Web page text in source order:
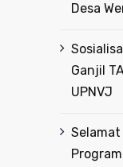
Desa
Ganjil
UPNVJ